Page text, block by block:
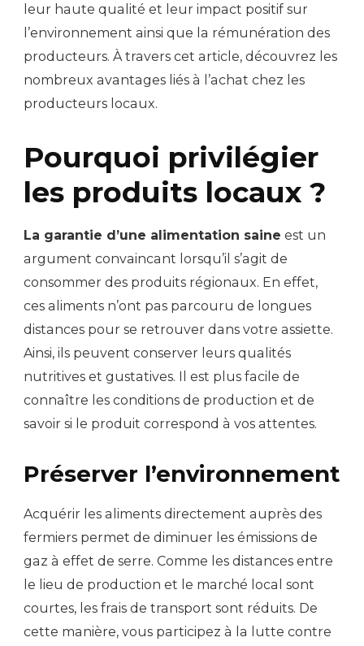
leur haute qualité et leur impact positif sur
l’environnement ainsi que la rémunération des
producteurs. À travers cet article, découvrez les
nombreux avantages liés à l’achat chez les
producteurs locaux.
Pourquoi privilégier
les produits locaux ?
La garantie d’une alimentation saine est un
argument convaincant lorsqu’il s’agit de
consommer des produits régionaux. En effet,
ces aliments n’ont pas parcouru de longues
distances pour se retrouver dans votre assiette.
Ainsi, ils peuvent conserver leurs qualités
nutritives et gustatives. Il est plus facile de
connaître les conditions de production et de
savoir si le produit correspond à vos attentes.
Préserver l’environnement
Acquérir les aliments directement auprès des
fermiers permet de diminuer les émissions de
gaz à effet de serre. Comme les distances entre
le lieu de production et le marché local sont
courtes, les frais de transport sont réduits. De
cette manière, vous participez à la lutte contre